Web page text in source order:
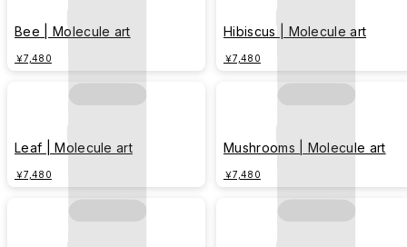
Bee | Molecule art
￥7,480
Hibiscus | Molecule art
￥7,480
Leaf | Molecule art
￥7,480
Mushrooms | Molecule art
￥7,480